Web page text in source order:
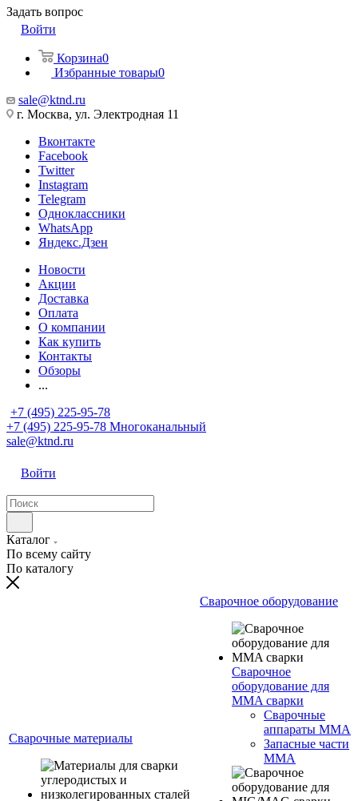
Задать вопрос
Войти
Корзина0
Избранные товары0
sale@ktnd.ru
г. Москва, ул. Электродная 11
Вконтакте
Facebook
Twitter
Instagram
Telegram
Одноклассники
WhatsApp
Яндекс.Дзен
Новости
Акции
Доставка
Оплата
О компании
Как купить
Контакты
Обзоры
...
+7 (495) 225-95-78
+7 (495) 225-95-78 Многоканальный
sale@ktnd.ru
Войти
Каталог
По всему сайту
По каталогу
Сварочные материалы
Сварочное оборудование
Сварочное
оборудование для
MMA сварки
Сварочные
аппараты MMA
Запасные части
MMA